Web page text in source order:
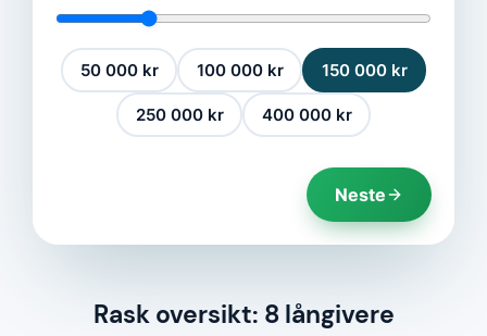
50 000 kr 100 000 kr 150 000 kr
250 000 kr 400 000 kr
Neste
Rask oversikt: 8 långivere